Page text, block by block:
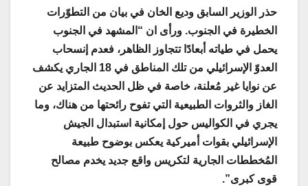
حذر الوزير السابق وديع الخان في بيان من التطوّرات
الخطيرة في الجنوب. ورأى ان “المشهد في الجنوب
يحمل في طياته أبعادًا تتجاوز الظاهر، فعدم إنسحاب
العدوّ الإسرائيلي من تلك المناطق في 18 الجاري يكشف
عن نوايا غير مُعلنة، خاصة في ظل الحديث المتزايد عن
الغاز والثروات الطبيعية التي تفوح رائحتها من هناك، وما
يجري في الكواليس حول إمكانية استبدال الجيش
الإسرائيلي بقوات أميركية يعكس بوضوح طبيعة
المُخططات الجارية لتكريس واقع جديد يخدم مصالح
قوى كبرى”.